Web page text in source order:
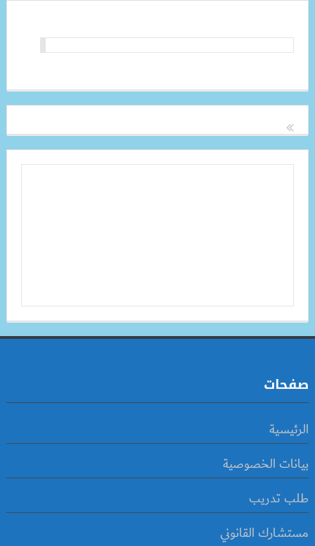
صفحات
الرئيسية
بيانات الخصوصية
طلب تدريب
مستشارك القانوني